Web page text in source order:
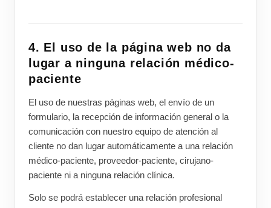
4. El uso de la página web no da
lugar a ninguna relación médico-
paciente
El uso de nuestras páginas web, el envío de un
formulario, la recepción de información general o la
comunicación con nuestro equipo de atención al
cliente no dan lugar automáticamente a una relación
médico-paciente, proveedor-paciente, cirujano-
paciente ni a ninguna relación clínica.
Solo se podrá establecer una relación profesional